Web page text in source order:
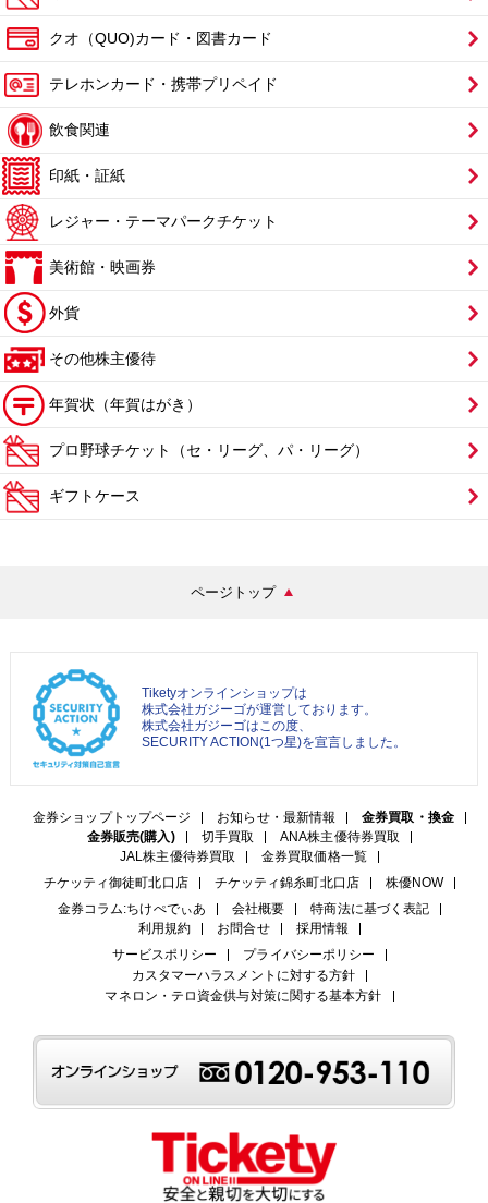
クオ（QUO)カード・図書カード
テレホンカード・携帯プリペイド
飲食関連
印紙・証紙
レジャー・テーマパークチケット
美術館・映画券
外貨
その他株主優待
年賀状（年賀はがき）
プロ野球チケット（セ・リーグ、パ・リーグ）
ギフトケース
ページトップ
Tiketyオンラインショップは
株式会社ガジーゴが運営しております。
株式会社ガジーゴはこの度、
SECURITY ACTION(1つ星)を宣言しました。
金券ショップトップページ お知らせ・最新情報
金券買取・換金
金券販売(購入)
切手買取
ANA株主優待券買取
JAL株主優待券買取
金券買取価格一覧
チケッティ御徒町北口店
チケッティ錦糸町北口店
株優NOW
金券コラム:ちけぺでぃあ
会社概要
特商法に基づく表記
利用規約
お問合せ
採用情報
サービスポリシー
プライバシーポリシー
カスタマーハラスメントに対する方針
マネロン・テロ資金供与対策に関する基本方針